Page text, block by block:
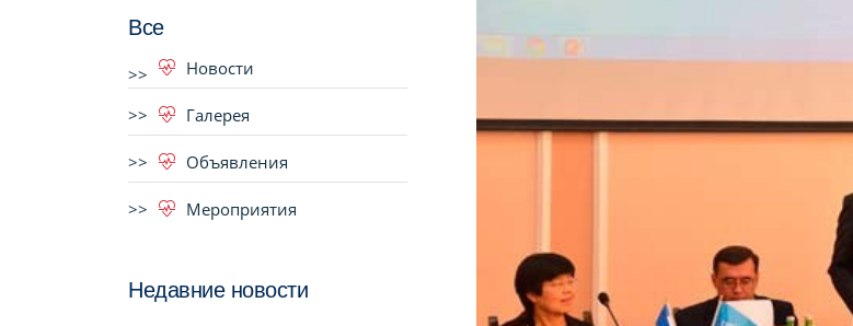
Все
Новости
Галерея
Объявления
Мероприятия
Недавние новости